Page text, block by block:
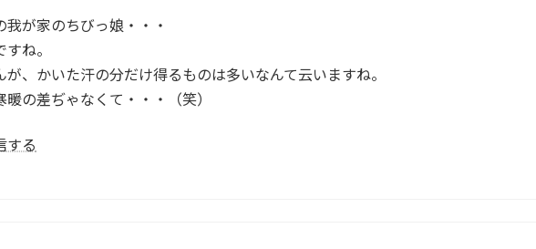
が家のちびっ娘・・・
ね。
、かいた汗の分だけ得るものは多いなんて云いますね。
の差ぢゃなくて・・・（笑）
する